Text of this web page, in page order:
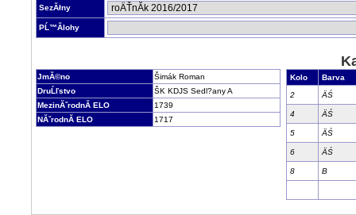
SezĂłny
PĹ™Ă­lohy
JmĂ©no
Šimák Roman
DruĹľstvo
ŠK KDJS Sedl?any A
MezinĂˇrodnĂ­ ELO
1739
NĂˇrodnĂ­ ELO
1717
Kolo
Barva
2
ÄŚ
4 ÄŚ
5 ÄŚ
6 ÄŚ
8 B